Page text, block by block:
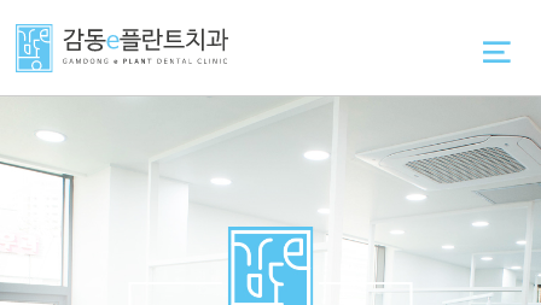
감동e플란 임플란트
네비게이
틀니
전체틀니
임플란트
틀니
일반치료
충치 치
료
사랑니